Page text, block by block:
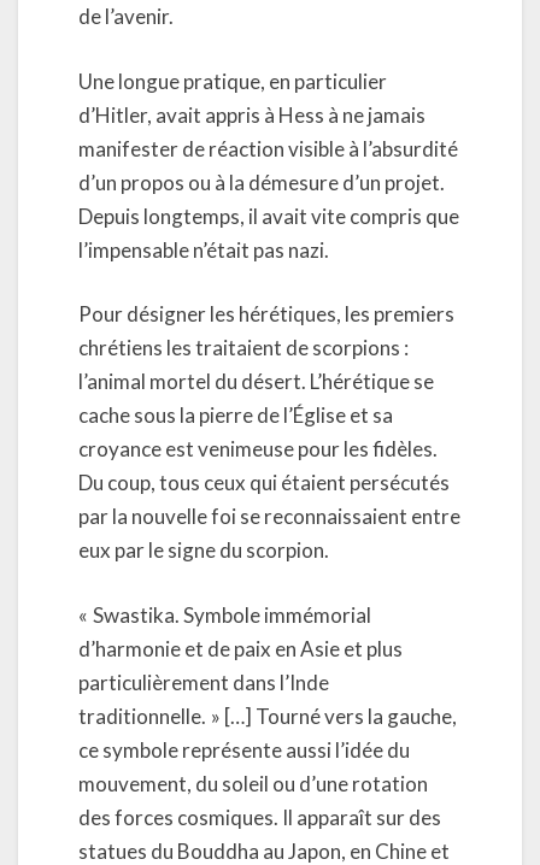
de l’avenir.
Une longue pratique, en particulier
d’Hitler, avait appris à Hess à ne jamais
manifester de réaction visible à l’absurdité
d’un propos ou à la démesure d’un projet.
Depuis longtemps, il avait vite compris que
l’impensable n’était pas nazi.
Pour désigner les hérétiques, les premiers
chrétiens les traitaient de scorpions :
l’animal mortel du désert. L’hérétique se
cache sous la pierre de l’Église et sa
croyance est venimeuse pour les fidèles.
Du coup, tous ceux qui étaient persécutés
par la nouvelle foi se reconnaissaient entre
eux par le signe du scorpion.
« Swastika. Symbole immémorial
d’harmonie et de paix en Asie et plus
particulièrement dans l’Inde
traditionnelle. » […] Tourné vers la gauche,
ce symbole représente aussi l’idée du
mouvement, du soleil ou d’une rotation
des forces cosmiques. Il apparaît sur des
statues du Bouddha au Japon, en Chine et